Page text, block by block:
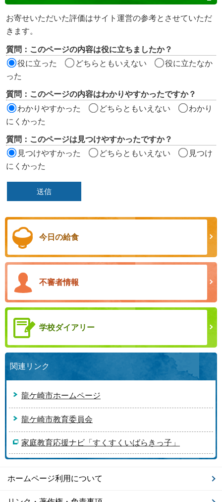
ン
ツ
評
価
ア
お寄せいただいた評価はサイト運営の参考とさせていただ
きます。
質問：このページの内容は役に立ちましたか？
役に立った
どちらともいえない
役に立たなか
った
質問：このページの内容はわかりやすかったですか？
わかりやすかった
どちらともいえない
わかり
にくかった
質問：このページは見つけやすかったですか？
見つけやすかった
どちらともいえない
見つけ
にくかった
今日の給食
不審者情報
学校ダイアリー
関連リンク
龍ケ崎市ホームページ
龍ケ崎市教育委員会
家庭教育応援ナビ「すくすくいばらきっ子」
ホームページ利用について